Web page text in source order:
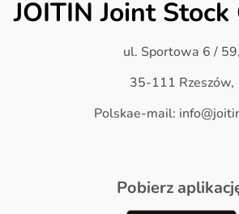
JOITIN Joint
ul. Sportowa 6 / 59,
35-111 Rzeszów,
Polskae-mail:
Pobierz